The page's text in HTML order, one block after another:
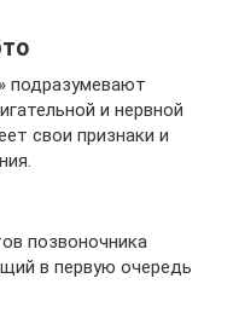
подразумевают
и нервной
свои признаки и
позвоночника
в первую очередь